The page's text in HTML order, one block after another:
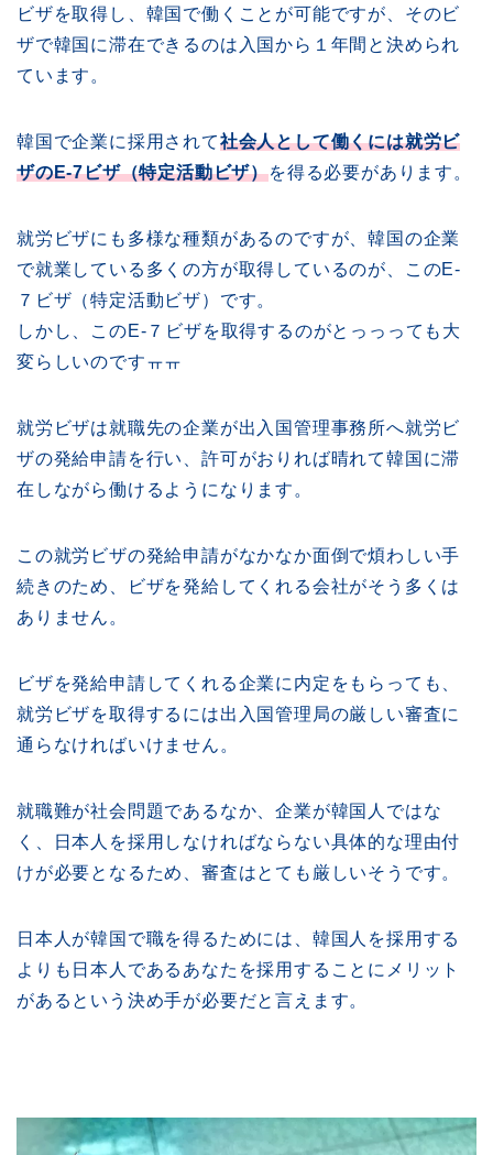
ビザを取得し、韓国で働くことが可能ですが、そのビ
ザで韓国に滞在できるのは入国から１年間と決められ
ています。
韓国で企業に採用されて社会人として働くには就労ビ
ザのE-7ビザ（特定活動ビザ）を得る必要があります。
就労ビザにも多様な種類があるのですが、韓国の企業
で就業している多くの方が取得しているのが、このE-
７ビザ（特定活動ビザ）です。
しかし、このE-７ビザを取得するのがとっっっても大
変らしいのですㅠㅠ
就労ビザは就職先の企業が出入国管理事務所へ就労ビ
ザの発給申請を行い、許可がおりれば晴れて韓国に滞
在しながら働けるようになります。
この就労ビザの発給申請がなかなか面倒で煩わしい手
続きのため、ビザを発給してくれる会社がそう多くは
ありません。
ビザを発給申請してくれる企業に内定をもらっても、
就労ビザを取得するには出入国管理局の厳しい審査に
通らなければいけません。
就職難が社会問題であるなか、企業が韓国人ではな
く、日本人を採用しなければならない具体的な理由付
けが必要となるため、審査はとても厳しいそうです。
日本人が韓国で職を得るためには、韓国人を採用する
よりも日本人であるあなたを採用することにメリット
があるという決め手が必要だと言えます。